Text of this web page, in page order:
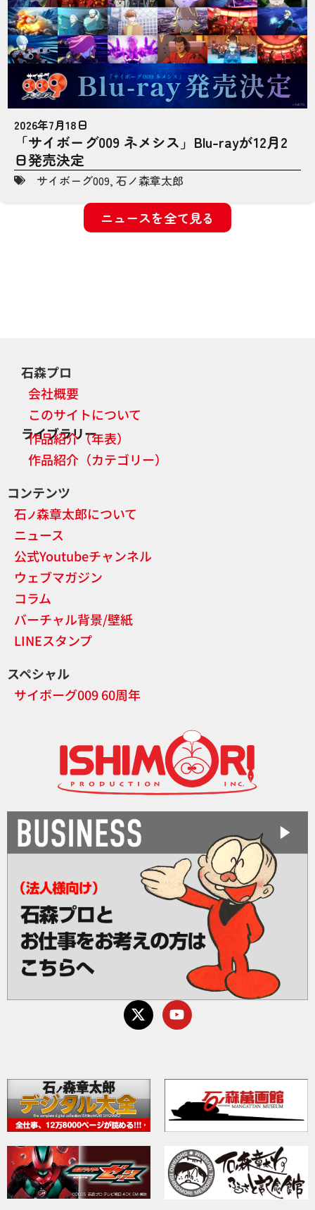
2026年7月18日
「サイボーグ009 ネメシス」Blu-rayが12月2
日発売決定
サイボーグ009, 石ノ森章太郎
ニュースを全て見る
石森プロ
会社概要
このサイトについて
ライブラリー
作品紹介（年表）
作品紹介（カテゴリー）
コンテンツ
石ノ森章太郎について
ニュース
公式Youtubeチャンネル
ウェブマガジン
コラム
バーチャル背景/壁紙
LINEスタンプ
スペシャル
サイボーグ009 60周年